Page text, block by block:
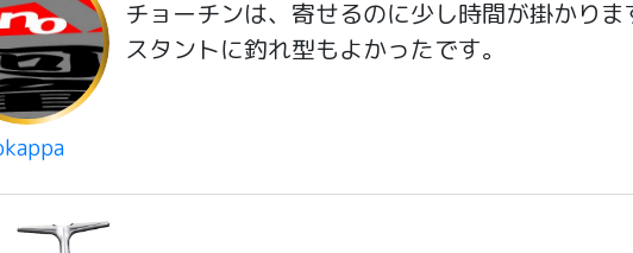
チョーチンは、寄せるのに少し時間が掛かり
スタントに釣れ型もよかったです。